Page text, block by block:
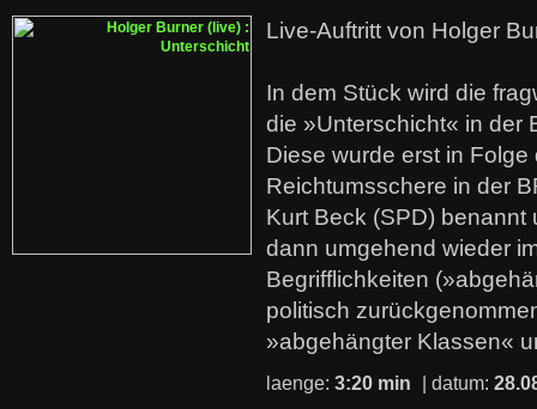
Live-Auftritt von Holger
In dem Stück wird die
die »Unterschicht« in der
Diese wurde erst in
Reichtumsschere in der
Kurt Beck (SPD)
dann umgehend wieder
Begrifflichkeiten
politisch
»abgehängter Klassen«
laenge: 3:20 min | datum: